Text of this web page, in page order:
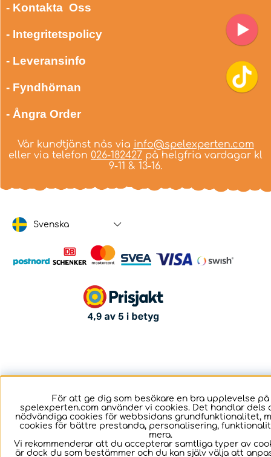
- Kontakta Oss
- Integritetspolicy
- Leveransinfo
- Fyndhörnan
- Ångra Order
Vår kundtjänst nås via info@spelexperten.com
eller via telefon 026-182427 på helgfria vardagar kl
9-11 & 13-16.
Svenska
För att ge dig som besökare en bra upplevelse på
spelexperten.com använder vi cookies. Det handlar dels
nödvändiga cookies för webbsidans grundfunktionalitet,
cookies för bättre prestanda, personalisering,
mera.
Vi rekommenderar att du accepterar samtliga typer av
är dock du som bestämmer och du kan själv välja att